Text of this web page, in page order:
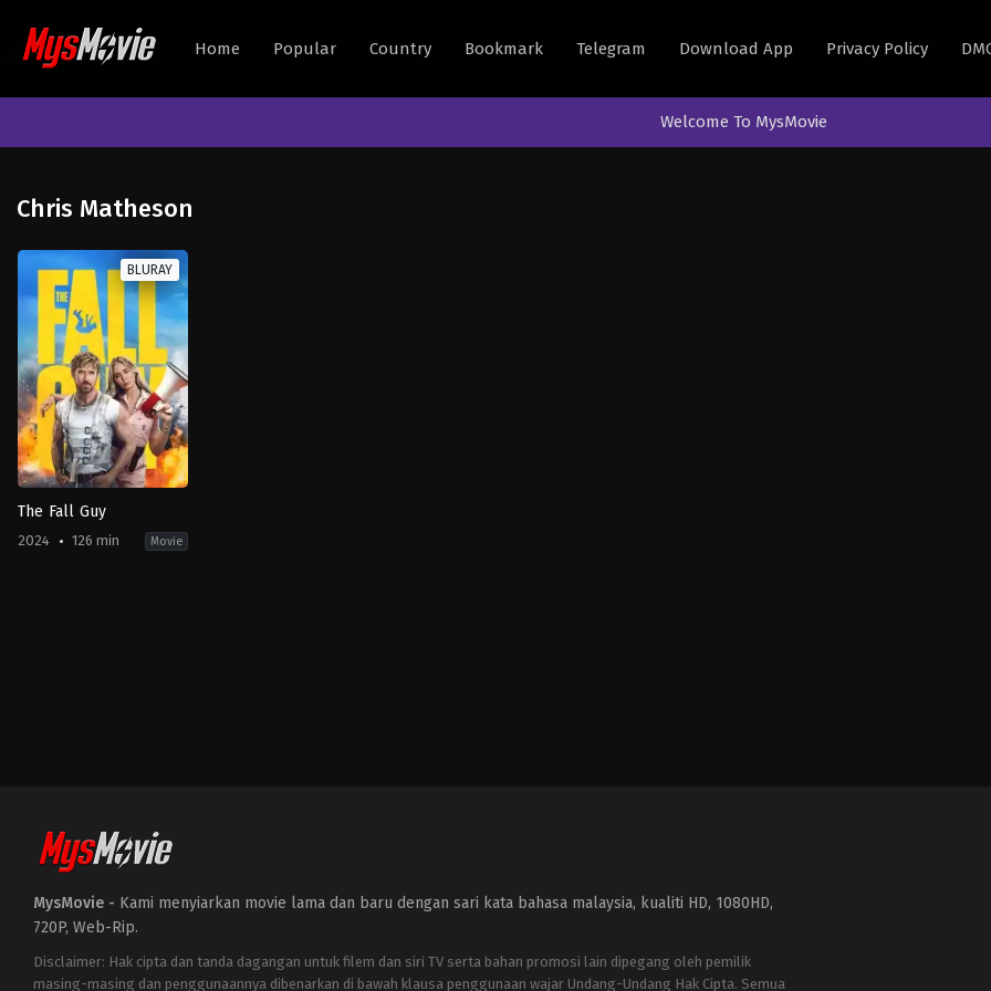
Home Popular Country Bookmark Telegram Download App Privacy Policy
Welcome To MysMovie
Chris Matheson
BLURAY
The Fall Guy
2024 126 min Movie
MysMovie - Kami menyiarkan movie lama dan baru dengan sari kata bahasa malaysia, kualiti HD, 1080HD,
720P, Web-Rip.
Disclaimer: Hak cipta dan tanda dagangan untuk filem dan siri TV serta bahan promosi lain dipegang oleh pemilik
masing-masing dan penggunaannya dibenarkan di bawah klausa penggunaan wajar Undang-Undang Hak Cipta. Semua